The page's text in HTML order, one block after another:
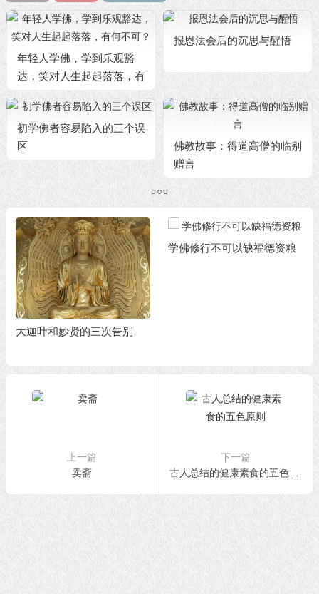
年轻人学佛，学到乐观豁
达，笑对人生起起落落，有
何不可？
报恩法会后的沉思与醒悟
初学佛者容易陷入的三个误
区
佛教故事：得道高僧的临别
赠言
大迦叶和妙贤的三次告别
学佛修行不可以缺福德资粮​
上一篇
卖斋
下一篇
古人总结的健康素食的五色原则